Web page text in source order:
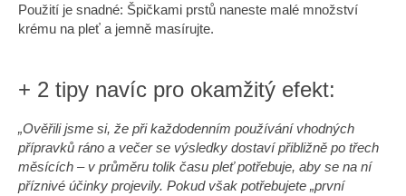
Použití je snadné: Špičkami prstů naneste malé množství
krému na pleť a jemně masírujte.
+ 2 tipy navíc pro okamžitý efekt:
„Ověřili jsme si, že při každodenním používání vhodných
přípravků ráno a večer se výsledky dostaví přibližně po třech
měsících – v průměru tolik času pleť potřebuje, aby se na ní
příznivé účinky projevily. Pokud však potřebujete „první